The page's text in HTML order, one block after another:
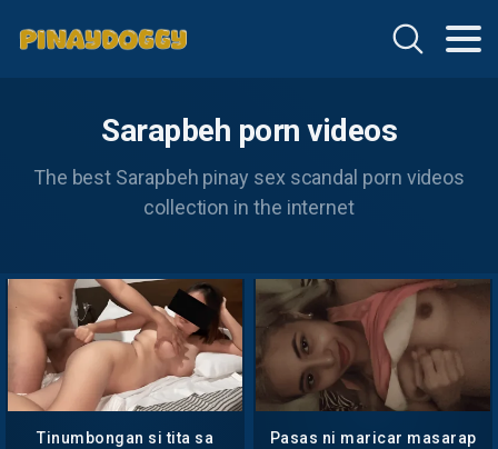
Sarapbeh porn videos
The best Sarapbeh pinay sex scandal porn videos
collection in the internet
Tinumbongan si tita sa
Pasas ni maricar masarap